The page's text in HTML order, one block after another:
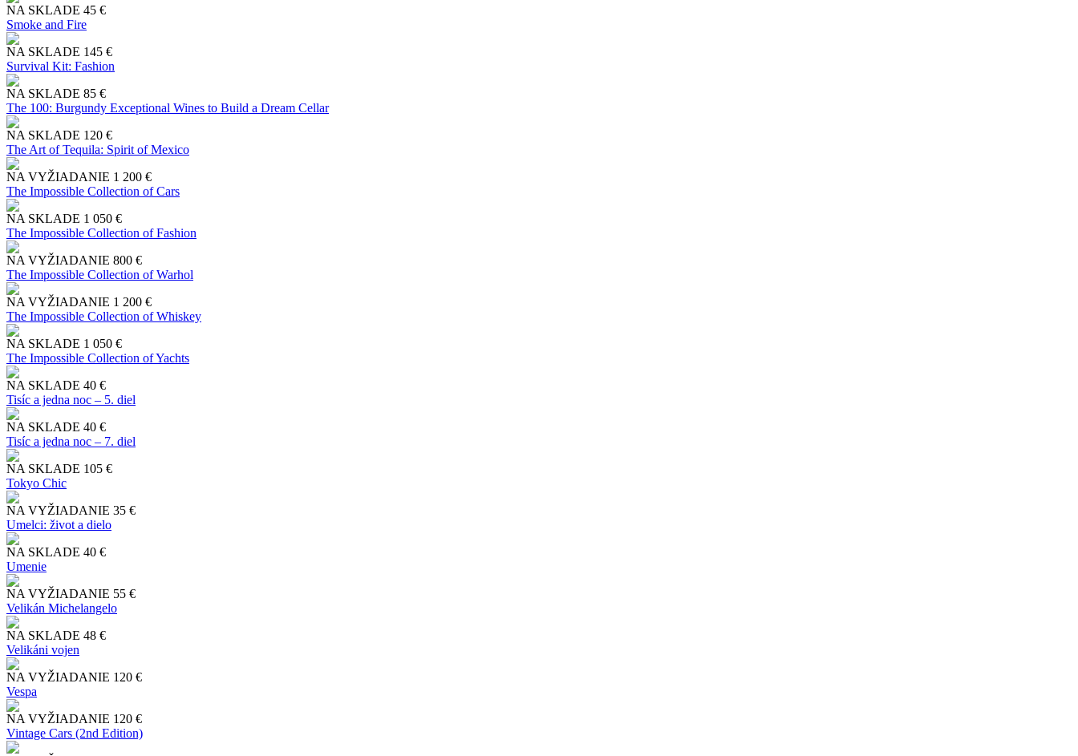
NA SKLADE 45 €
Smoke and Fire
NA SKLADE 145 €
Survival Kit: Fashion
NA SKLADE 85 €
The 100: Burgundy Exceptional Wines to Build a Dream Cellar
NA SKLADE 120 €
The Art of Tequila: Spirit of Mexico
NA VYŽIADANIE 1 200 €
The Impossible Collection of Cars
NA SKLADE 1 050 €
The Impossible Collection of Fashion
NA VYŽIADANIE 800 €
The Impossible Collection of Warhol
NA VYŽIADANIE 1 200 €
The Impossible Collection of Whiskey
NA SKLADE 1 050 €
The Impossible Collection of Yachts
NA SKLADE 40 €
Tisíc a jedna noc – 5. diel
NA SKLADE 40 €
Tisíc a jedna noc – 7. diel
NA SKLADE 105 €
Tokyo Chic
NA VYŽIADANIE 35 €
Umelci: život a dielo
NA SKLADE 40 €
Umenie
NA VYŽIADANIE 55 €
Velikán Michelangelo
NA SKLADE 48 €
Velikáni vojen
NA VYŽIADANIE 120 €
Vespa
NA VYŽIADANIE 120 €
Vintage Cars (2nd Edition)